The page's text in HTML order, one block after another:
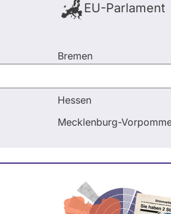
EU-Parlament
Bremen
Hessen
Mecklenburg-
Frank Mann
Frank Mann
Dieser Politiker hat kein aktuelles